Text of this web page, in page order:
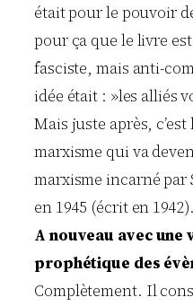
était pour le pouvoir
pour ça que le livre
fasciste, mais anti-
idée était : »les alliés
Mais juste après,
marxisme qui va
marxisme incarné par
en 1945 (écrit en
A nouveau avec une
prophétique des
Complètement. Il